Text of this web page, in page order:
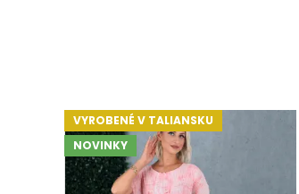
VYROBENÉ V TALIANSKU
NOVINKY